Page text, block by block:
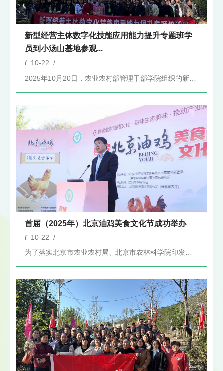
新型经营主体数字化技能应用能力提升专题班学
员到小汤山基地参观...
/ 10-22 /
首届（2025年）北京油鸡美食文化节成功举办
/ 10-22 /
为了落实北京市农业农村局、北京市农林科学院印发的《关于进一步...